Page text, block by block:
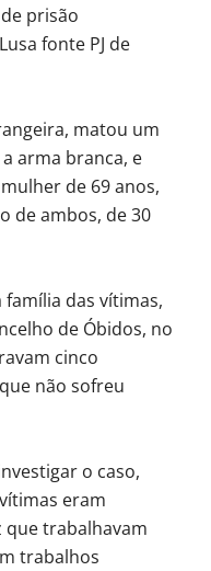
prisão
fonte PJ de
matou um
arma branca, e
de 69 anos,
de ambos, de 30
das vítimas,
de Óbidos, no
cinco
não sofreu
o caso,
eram
que trabalhavam
trabalhos